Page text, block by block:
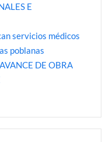
E
servicios médicos
poblanas
DE OBRA